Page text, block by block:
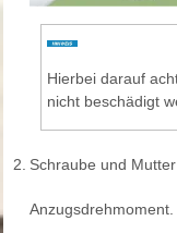
Hierbei darauf
nicht beschädigt
2. Schraube und
Anzugsdrehmoment.